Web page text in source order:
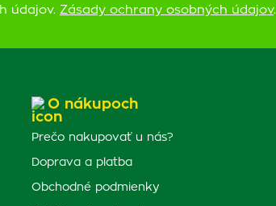
údajov. Zásady ochrany osobných údajov.
O nákupoch
Prečo nakupovať u nás?
Doprava a platba
Obchodné podmienky